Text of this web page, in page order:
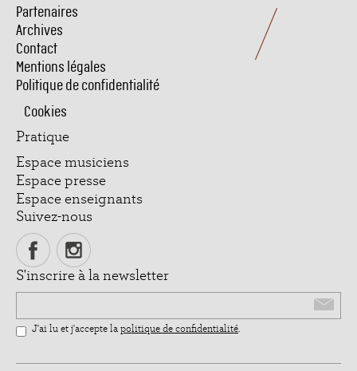
Pied
de
page
Partenaires
Archives
Contact
Mentions légales
Politique de confidentialité
Cookies
Pratique
Espace musiciens
Espace presse
Espace enseignants
Suivez-nous
S'inscrire à la newsletter
J'ai lu et j'accepte la politique de confidentialité.